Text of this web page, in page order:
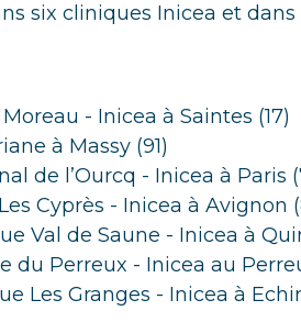
six cliniques Inicea et
- Inicea à Saintes (17)
à Massy (91)
de l’Ourcq - Inicea à Paris
Cyprès - Inicea à Avignon
Val de Saune - Inicea à
du Perreux - Inicea au
Les Granges - Inicea à